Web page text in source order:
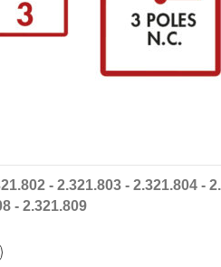
- 2.321.803 - 2.321.804 -
- 2.321.809